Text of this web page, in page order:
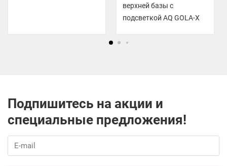
верхней базы с
подсветкой AQ GOLA-X
Подпишитесь на акции и
специальные предложения!